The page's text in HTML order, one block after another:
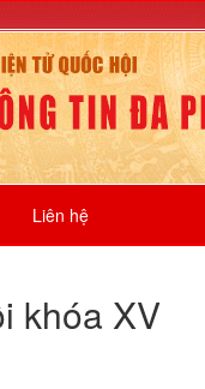
Liên hệ
khóa XV